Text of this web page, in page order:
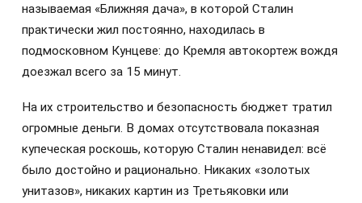
называемая «Ближняя дача», в которой Сталин
практически жил постоянно, находилась в
подмосковном Кунцеве: до Кремля автокортеж вождя
доезжал всего за 15 минут.
На их строительство и безопасность бюджет тратил
огромные деньги. В домах отсутствовала показная
купеческая роскошь, которую Сталин ненавидел: всё
было достойно и рационально. Никаких «золотых
унитазов», никаких картин из Третьяковки или